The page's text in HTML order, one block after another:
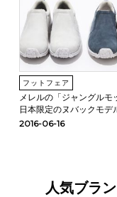
フットフェア
メレルの「ジャングルモ
日本限定のヌバックモデ
2016-06-16
人気ブラ